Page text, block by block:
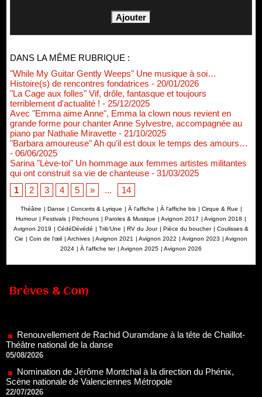
DANS LA MÊME RUBRIQUE :
"While My Guitar Gently Weeps" Une musique à soi…
Histoire(s) de rencontres fondatrices - 20/01/2026
"La Cage aux folles" Vif, drôle, fantasque et toujours
terriblement d'actualité ! - 25/12/2025
Avec "Emma aime Anne", Emma la clown nous revient en
grande forme pour chanter Anne Sylvestre, accompagnée au
piano par Nathalie Miravette - 21/10/2025
"Barbara amoureuse" Ah qu'il est doux le temps des amours…
- 06/06/2025
Sarina "Lève-toi" Un hommage aux femmes artistes militantes
qui ont construit sa vie de chanteuse - 31/03/2025
1
2 3 4 5 » ... 14
Théâtre | Danse | Concerts & Lyrique | À l'affiche | À l'affiche bis | Cirque & Rue |
Humour | Festivals | Pitchouns | Paroles & Musique | Avignon 2017 | Avignon 2018 |
Avignon 2019 | CédéDévédé | Trib'Une | RV du Jour | Pièce du boucher | Coulisses &
Cie | Coin de l’œil | Archives | Avignon 2021 | Avignon 2022 | Avignon 2023 | Avignon
2024 | À l'affiche ter | Avignon 2025 | Avignon 2026
Brèves & Com
Nomination de Jérôme Montchal à la direction du Phénix,
Scène nationale de Valenciennes Métropole
22/07/2026
Nomination de Servane Ducorps et Mikaël Serre à la direction
de la Comédie de Colmar - Centre Dramatique National Grand